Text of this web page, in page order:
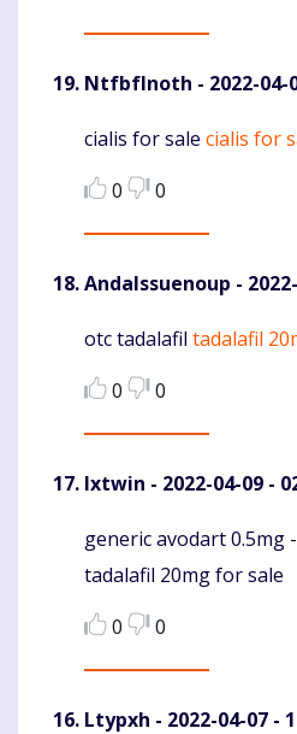
NtfbfInoth - 2022-04-
Komentaras
cialis for sale cialis for
0
0
AndaIssuenoup -
Komentaras
otc tadalafil tadalafil
0
0
Ixtwin - 2022-04-09 -
Komentaras
generic avodart 0.5mg -
tadalafil 20mg for sale
0
0
Ltypxh - 2022-04-07 -